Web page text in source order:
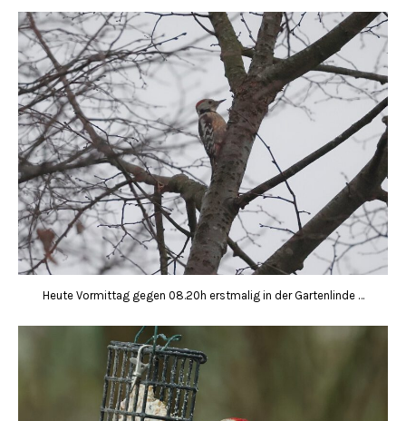
Heute Vormittag gegen 08.20h erstmalig in der Gartenlinde …